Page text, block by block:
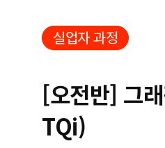
실업자 과정
[오전반] 그
TQi)